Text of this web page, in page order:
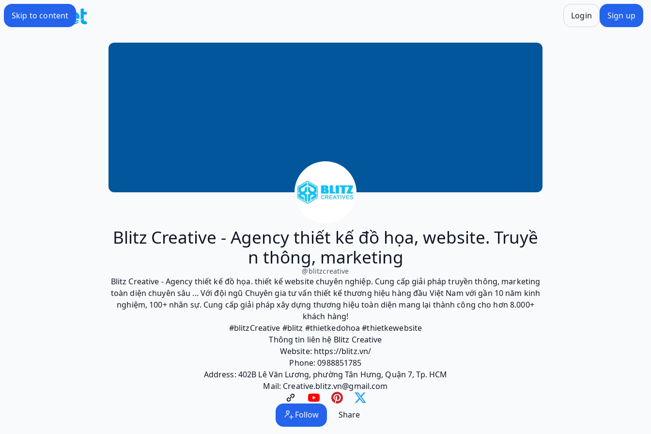
Skip to content Login Sign up
Blitz Creative - Agency thiết kế đồ họa, website. Truyề
n thông, marketing
@blitzcreative
Blitz Creative - Agency thiết kế đồ họa. thiết kế website chuyên nghiệp. Cung cấp giải pháp truyền thông, marketing
toàn diện chuyên sâu ... Với đội ngũ Chuyên gia tư vấn thiết kế thương hiệu hàng đầu Việt Nam với gần 10 năm kinh
nghiệm, 100+ nhân sự. Cung cấp giải pháp xây dựng thương hiệu toàn diện mang lại thành công cho hơn 8.000+
khách hàng!
#blitzCreative #blitz #thietkedohoa #thietkewebsite
Thông tin liên hệ Blitz Creative
Website: https://blitz.vn/
Phone: 0988851785
Address: 402B Lê Văn Lương, phường Tân Hưng, Quận 7, Tp. HCM
Mail: Creative.blitz.vn@gmail.com
Follow Share